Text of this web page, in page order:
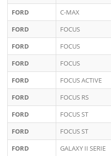
FORD
C-MAX
FORD
FOCUS
FORD
FOCUS
FORD
FOCUS
FORD
FOCUS ACTIVE
FORD
FOCUS RS
FORD
FOCUS ST
FORD
FOCUS ST
FORD
GALAXY II SERIE